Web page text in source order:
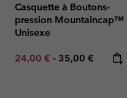
Casquette à Boutons-
pression Mountaincap™
Unisexe
Minimum sale price:
24,00 € - Maximum price:
35,00 €